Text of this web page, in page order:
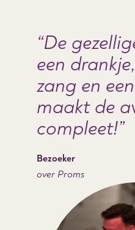
De
een
zang en
maakt de
compleet!
Bezoeker
over Proms